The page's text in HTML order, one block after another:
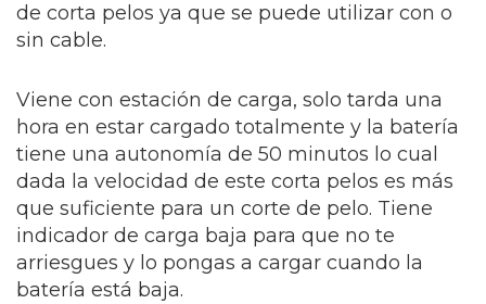
de corta pelos ya que se puede utilizar con o
sin cable.
Viene con estación de carga, solo tarda una
hora en estar cargado totalmente y la batería
tiene una autonomía de 50 minutos lo cual
dada la velocidad de este corta pelos es más
que suficiente para un corte de pelo. Tiene
indicador de carga baja para que no te
arriesgues y lo pongas a cargar cuando la
batería está baja.